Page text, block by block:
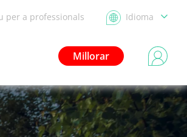
per a professionals Idioma
Millorar